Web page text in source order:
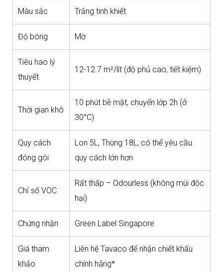
Màu sắc Trắng tinh khiết
Độ bóng Mờ
Tiêu hao lý
thuyết
12-12.7 m²/lít (độ phủ cao, tiết kiệm)
Thời gian khô
10 phút bề mặt, chuyển lớp 2h (ở
30°C)
Quy cách
đóng gói
Lon 5L, Thùng 18L, có thể yêu cầu
quy cách lớn hơn
Chỉ số VOC
Rất thấp – Odourless (không mùi độc
hại)
Chứng nhận Green Label Singapore
Giá tham
khảo
Liên hệ Tavaco để nhận chiết khấu
chính hãng*